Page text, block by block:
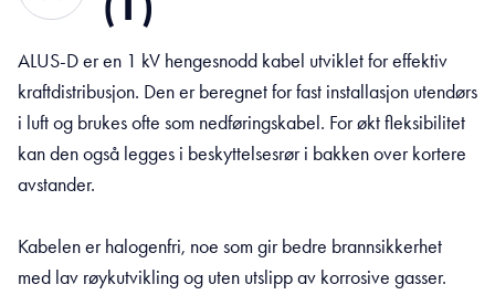
ALUS-D er en 1 kV hengesnodd kabel utviklet for effektiv
kraftdistribusjon. Den er beregnet for fast installasjon utendørs
i luft og brukes ofte som nedføringskabel. For økt fleksibilitet
kan den også legges i beskyttelsesrør i bakken over kortere
avstander.
Kabelen er halogenfri, noe som gir bedre brannsikkerhet
med lav røykutvikling og uten utslipp av korrosive gasser.